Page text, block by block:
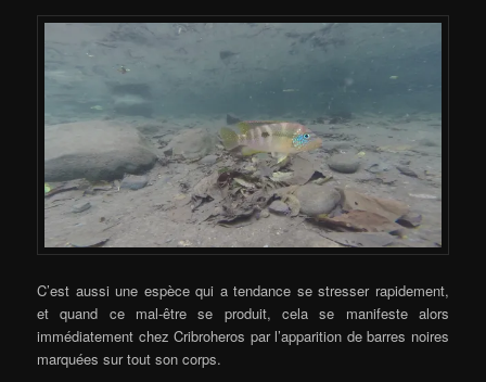
C’est aussi une espèce qui a tendance se stresser rapidement,
et quand ce mal-être se produit, cela se manifeste alors
immédiatement chez Cribroheros par l’apparition de barres noires
marquées sur tout son corps.